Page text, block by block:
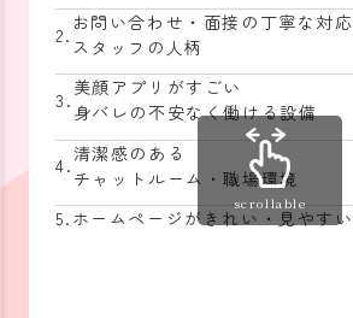
2.
お問い合わせ・面接の丁寧な対応
スタッフの人柄
3.
美顔アプリがすごい
身バレの不安なく働ける設備
4.
清潔感のある
チャットルーム・職場環境
5. ホームページがきれい・見やすい
scrollable